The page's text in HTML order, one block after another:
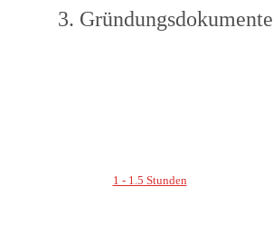
3. Gründungsdokumente
1 - 1.5 Stunden